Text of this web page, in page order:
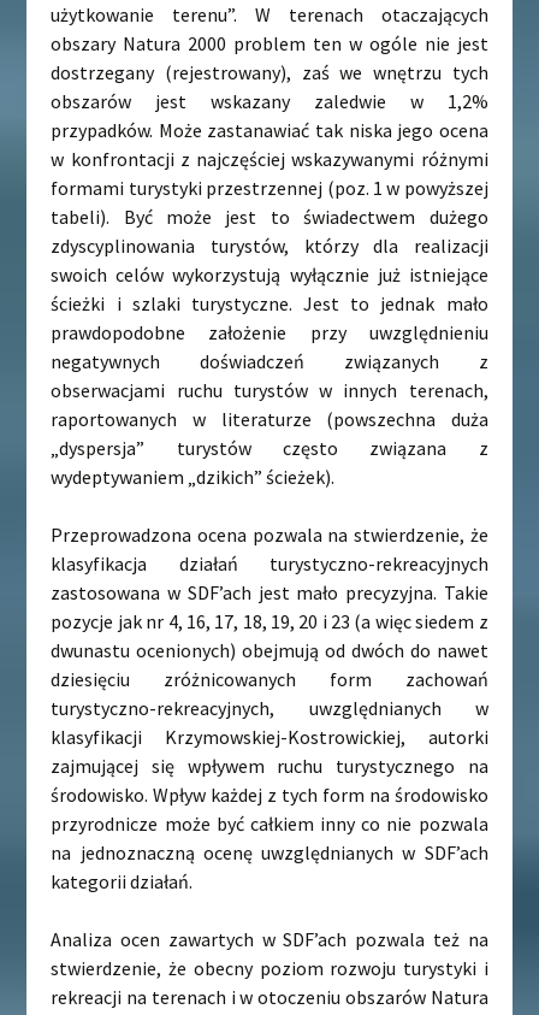
użytkowanie terenu”. W terenach otaczających
obszary Natura 2000 problem ten w ogóle nie jest
dostrzegany (rejestrowany), zaś we wnętrzu tych
obszarów jest wskazany zaledwie w 1,2%
przypadków. Może zastanawiać tak niska jego ocena
w konfrontacji z najczęściej wskazywanymi różnymi
formami turystyki przestrzennej (poz. 1 w powyższej
tabeli). Być może jest to świadectwem dużego
zdyscyplinowania turystów, którzy dla realizacji
swoich celów wykorzystują wyłącznie już istniejące
ścieżki i szlaki turystyczne. Jest to jednak mało
prawdopodobne założenie przy uwzględnieniu
negatywnych doświadczeń związanych z
obserwacjami ruchu turystów w innych terenach,
raportowanych w literaturze (powszechna duża
„dyspersja” turystów często związana z
wydeptywaniem „dzikich” ścieżek).
Przeprowadzona ocena pozwala na stwierdzenie, że
klasyfikacja działań turystyczno-rekreacyjnych
zastosowana w SDF’ach jest mało precyzyjna. Takie
pozycje jak nr 4, 16, 17, 18, 19, 20 i 23 (a więc siedem z
dwunastu ocenionych) obejmują od dwóch do nawet
dziesięciu zróżnicowanych form zachowań
turystyczno-rekreacyjnych, uwzględnianych w
klasyfikacji Krzymowskiej-Kostrowickiej, autorki
zajmującej się wpływem ruchu turystycznego na
środowisko. Wpływ każdej z tych form na środowisko
przyrodnicze może być całkiem inny co nie pozwala
na jednoznaczną ocenę uwzględnianych w SDF’ach
kategorii działań.
Analiza ocen zawartych w SDF’ach pozwala też na
stwierdzenie, że obecny poziom rozwoju turystyki i
rekreacji na terenach i w otoczeniu obszarów Natura